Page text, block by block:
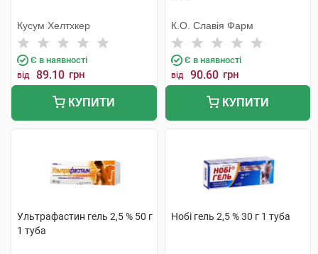
Кусум Хелтхкер
Є в наявності
від 89.10 грн
КУПИТИ
К.О. Славія Фарм
Є в наявності
від 90.60 грн
КУПИТИ
Ультрафастин гель 2,5 % 50 г
1 туба
Нобі гель 2,5 % 30 г 1 туба